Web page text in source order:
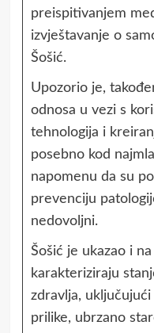
preispitivanjem
izvještavanje o
Šošić.
Upozorio je,
odnosa u vezi s
tehnologija i
posebno kod
napomenu da su
prevenciju
nedovoljni.
Šošić je ukazao i
karakteriziraju
zdravlja,
prilike, ubrzano